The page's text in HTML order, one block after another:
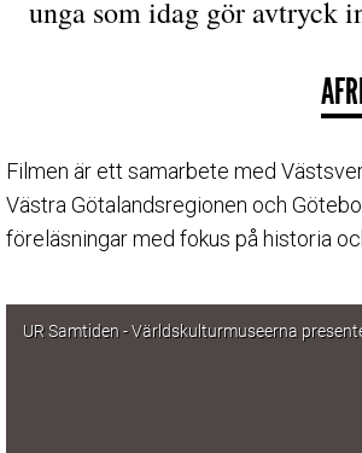
unga som idag gör avtryck
Filmen är ett samarbete med
Västra Götalandsregionen och
föreläsningar med fokus på historia